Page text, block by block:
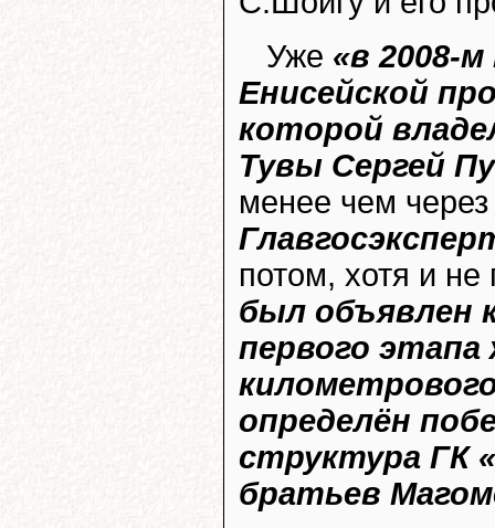
Уже «в 2008-
Енисейской
которой
Тувы Сергей
менее чем
потом, хотя и
был объявлен
первого этапа
определён
структура ГК
братьев